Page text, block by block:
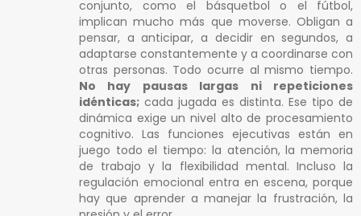
conjunto, como el básquetbol o el fútbol,
implican mucho más que moverse. Obligan a
pensar, a anticipar, a decidir en segundos, a
adaptarse constantemente y a coordinarse con
otras personas. Todo ocurre al mismo tiempo.
No hay pausas largas ni repeticiones
idénticas; cada jugada es distinta. Ese tipo de
dinámica exige un nivel alto de procesamiento
cognitivo. Las funciones ejecutivas están en
juego todo el tiempo: la atención, la memoria
de trabajo y la flexibilidad mental. Incluso la
regulación emocional entra en escena, porque
hay que aprender a manejar la frustración, la